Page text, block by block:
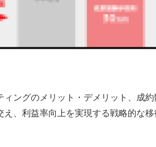
ングのメリット・デメリット、成
、利益率向上を実現する戦略的な移